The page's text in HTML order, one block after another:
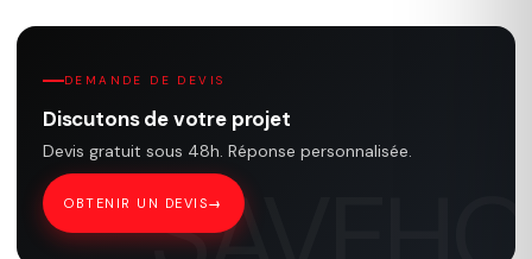
DEMANDE DE DEVIS
Discutons de votre projet
Devis gratuit sous 48h. Réponse personnalisée.
OBTENIR UN DEVIS